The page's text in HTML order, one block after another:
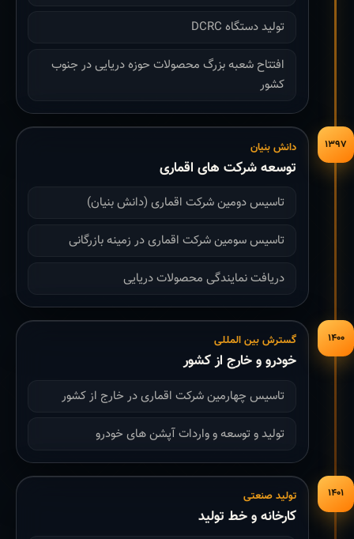
تولید دستگاه DCRC
افتتاح شعبه بزرگ محصولات حوزه دریایی در جنوب
کشور
۱۳۹۷ دانش بنیان
توسعه شرکت های اقماری
تاسیس دومین شرکت اقماری (دانش بنیان)
تاسیس سومین شرکت اقماری در زمینه بازرگانی
دریافت نمایندگی محصولات دریایی
۱۴۰۰ گسترش بین المللی
خودرو و خارج از کشور
تاسیس چهارمین شرکت اقماری در خارج از کشور
تولید و توسعه و واردات آپشن های خودرو
۱۴۰۱ تولید صنعتی
کارخانه و خط تولید